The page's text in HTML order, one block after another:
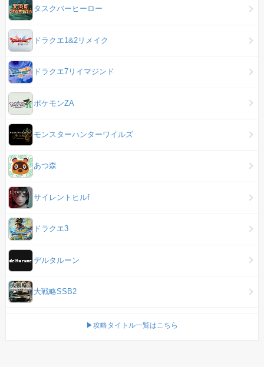
タスクバーヒーロー
ドラクエ1&2リメイク
ドラクエ7リイマジンド
ポケモンZA
モンスターハンターワイルズ
あつ森
サイレントヒルf
ドラクエ3
デルタルーン
大戦略SSB2
▶攻略タイトル一覧はこちら